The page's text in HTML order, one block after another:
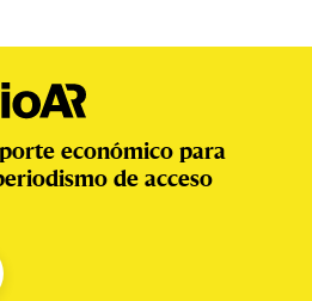
económico para
de acceso